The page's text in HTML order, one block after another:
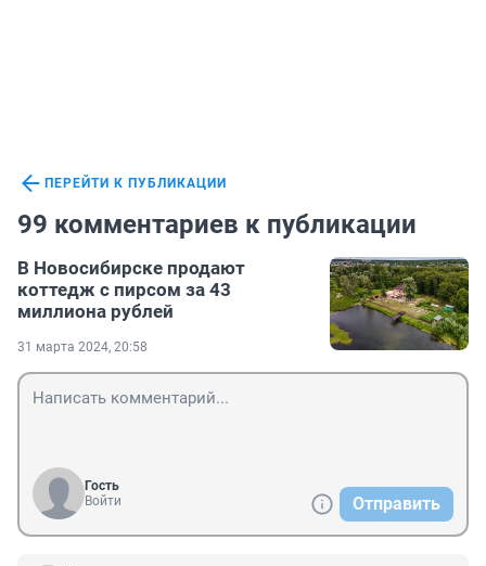
ПЕРЕЙТИ К ПУБЛИКАЦИИ
99 комментариев к публикации
В Новосибирске продают
коттедж с пирсом за 43
миллиона рублей
31 марта 2024, 20:58
Гость
Войти
Отправить